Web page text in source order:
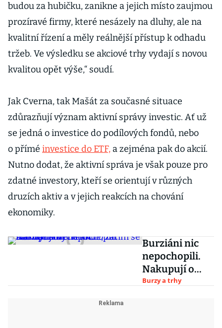
budou za hubičku, zanikne a jejich místo zaujmou
prozíravé firmy, které nesázely na dluhy, ale na
kvalitní řízení a měly reálnější přístup k odhadu
tržeb. Ve výsledku se akciové trhy vydají s novou
kvalitou opět výše,“ soudí.
Jak Cverna, tak Mašát za současné situace
zdůrazňují význam aktivní správy investic. Ať už
se jedná o investice do podílových fondů, nebo
o přímé investice do ETF, a zejména pak do akcií.
Nutno dodat, že aktivní správa je však pouze pro
zdatné investory, kteří se orientují v různých
druzích aktiv a v jejich reakcích na chování
ekonomiky.
Burziáni nic
nepochopili.
Nakupují o
čtvrtinu
Burzy a trhy